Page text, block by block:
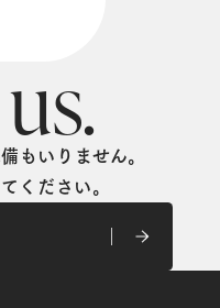
us.
もいりません。
ください。